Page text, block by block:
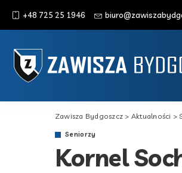
+48 725 25 1946
Zawisza Bydgoszcz > Aktualności >
Seniorzy
Kornel